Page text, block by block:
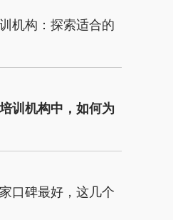
机构：探索适合的
训机构中，如何为
口碑最好，这几个